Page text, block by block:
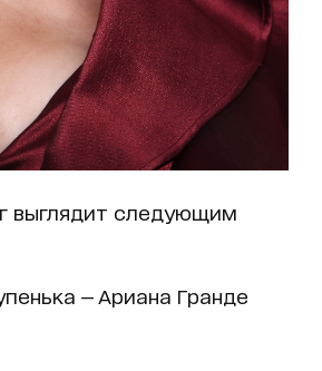
выглядит следующим
— Ариана Гранде